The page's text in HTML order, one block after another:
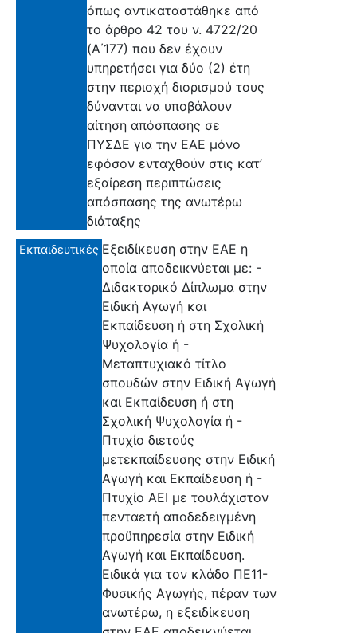
όπως αντικαταστάθηκε από
το άρθρο 42 του ν. 4722/20
(Α΄177) που δεν έχουν
υπηρετήσει για δύο (2) έτη
στην περιοχή διορισμού τους
δύνανται να υποβάλουν
αίτηση απόσπασης σε
ΠΥΣΔΕ για την ΕΑΕ μόνο
εφόσον ενταχθούν στις κατ’
εξαίρεση περιπτώσεις
απόσπασης της ανωτέρω
διάταξης
Εκπαιδευτικές Εξειδίκευση στην ΕΑΕ η
οποία αποδεικνύεται με: -
Διδακτορικό Δίπλωμα στην
Ειδική Αγωγή και
Εκπαίδευση ή στη Σχολική
Ψυχολογία ή -
Μεταπτυχιακό τίτλο
σπουδών στην Ειδική Αγωγή
και Εκπαίδευση ή στη
Σχολική Ψυχολογία ή -
Πτυχίο διετούς
μετεκπαίδευσης στην Ειδική
Αγωγή και Εκπαίδευση ή -
Πτυχίο ΑΕΙ με τουλάχιστον
πενταετή αποδεδειγμένη
προϋπηρεσία στην Ειδική
Αγωγή και Εκπαίδευση.
Ειδικά για τον κλάδο ΠΕ11-
Φυσικής Αγωγής, πέραν των
ανωτέρω, η εξειδίκευση